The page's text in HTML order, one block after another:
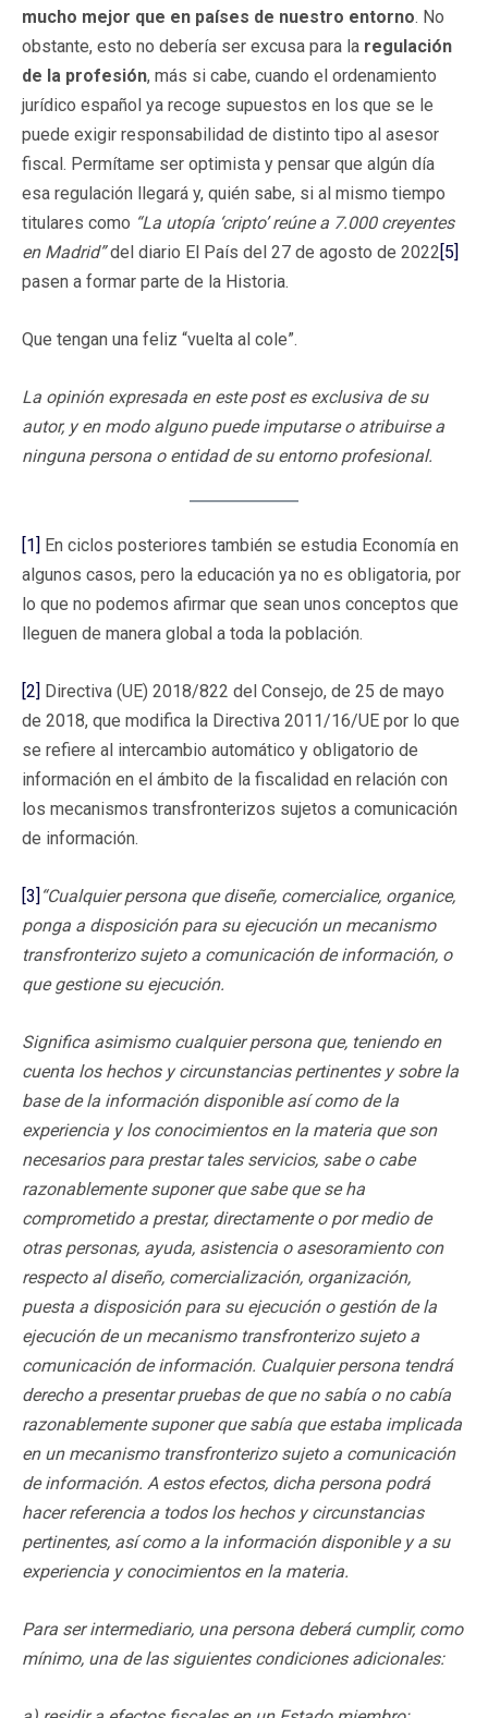
mucho mejor que en países de nuestro entorno. No
obstante, esto no debería ser excusa para la regulación
de la profesión, más si cabe, cuando el ordenamiento
jurídico español ya recoge supuestos en los que se le
puede exigir responsabilidad de distinto tipo al asesor
fiscal. Permítame ser optimista y pensar que algún día
esa regulación llegará y, quién sabe, si al mismo tiempo
titulares como “La utopía ‘cripto’ reúne a 7.000 creyentes
en Madrid”del diario El País del 27 de agosto de 2022 [5]
pasen a formar parte de la Historia.
Que tengan una feliz “vuelta al cole”.
La opinión expresada en este post es exclusiva de su
autor, y en modo alguno puede imputarse o atribuirse a
ninguna persona o entidad de su entorno profesional.
[1]
En ciclos posteriores también se estudia Economía en
algunos casos, pero la educación ya no es obligatoria, por
lo que no podemos afirmar que sean unos conceptos que
lleguen de manera global a toda la población.
[2]
Directiva (UE) 2018/822 del Consejo, de 25 de mayo
de 2018, que modifica la Directiva 2011/16/UE por lo que
se refiere al intercambio automático y obligatorio de
información en el ámbito de la fiscalidad en relación con
los mecanismos transfronterizos sujetos a comunicación
de información.
[3] “Cualquier persona que diseñe, comercialice, organice,
ponga a disposición para su ejecución un mecanismo
transfronterizo sujeto a comunicación de información, o
que gestione su ejecución.
Significa asimismo cualquier persona que, teniendo en
cuenta los hechos y circunstancias pertinentes y sobre la
base de la información disponible así como de la
experiencia y los conocimientos en la materia que son
necesarios para prestar tales servicios, sabe o cabe
razonablemente suponer que sabe que se ha
comprometido a prestar, directamente o por medio de
otras personas, ayuda, asistencia o asesoramiento con
respecto al diseño, comercialización, organización,
puesta a disposición para su ejecución o gestión de la
ejecución de un mecanismo transfronterizo sujeto a
comunicación de información. Cualquier persona tendrá
derecho a presentar pruebas de que no sabía o no cabía
razonablemente suponer que sabía que estaba implicada
en un mecanismo transfronterizo sujeto a comunicación
de información. A estos efectos, dicha persona podrá
hacer referencia a todos los hechos y circunstancias
pertinentes, así como a la información disponible y a su
experiencia y conocimientos en la materia.
Para ser intermediario, una persona deberá cumplir, como
mínimo, una de las siguientes condiciones adicionales: